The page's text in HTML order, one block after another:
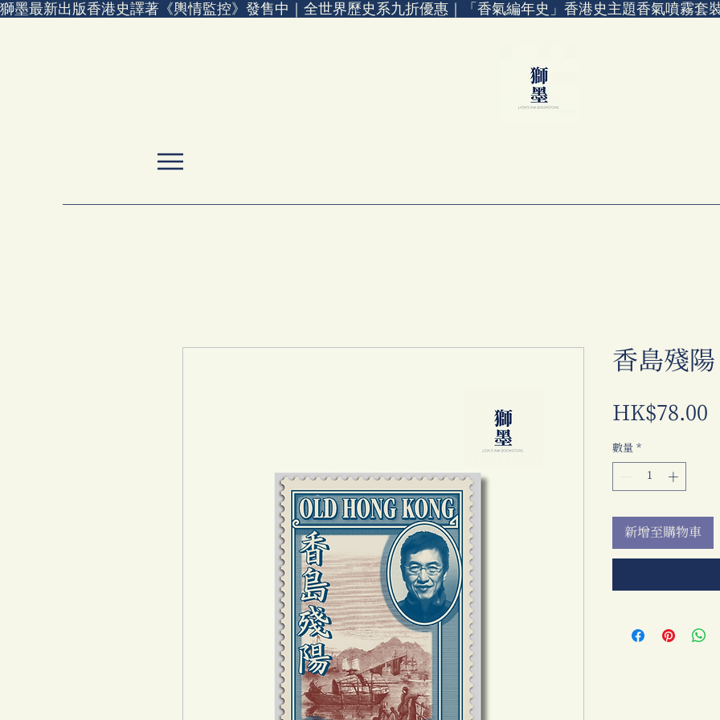
獅墨最新出版香港史譯著《輿情監控》發售中｜全世界歷史系九折優惠｜「香氣編年史」香港史主題香氣噴霧套
香島殘陽
HK$78.00
數量 *
新增至購物車